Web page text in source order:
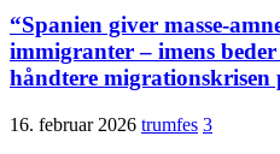
“Spanien giver masse-
immigranter – imens
håndtere
16. februar 2026 trumfes 3